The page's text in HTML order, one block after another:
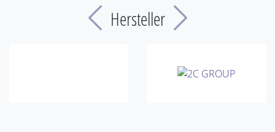
Previous
Hersteller